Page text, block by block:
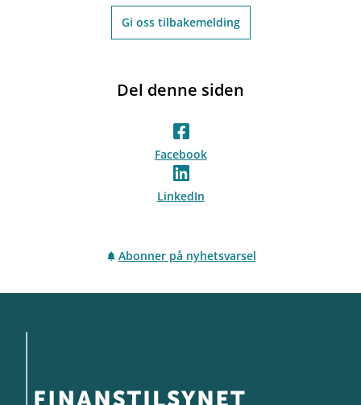
Gi oss tilbakemelding
Del denne siden
Facebook
LinkedIn
Abonner på nyhetsvarsel